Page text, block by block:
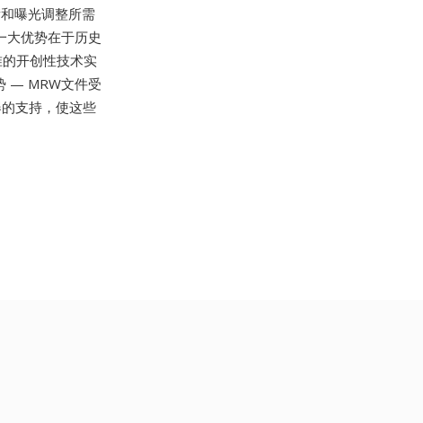
曝光调整所需
大优势在于历史
开创性技术实
— MRW文件受
支持，使这些